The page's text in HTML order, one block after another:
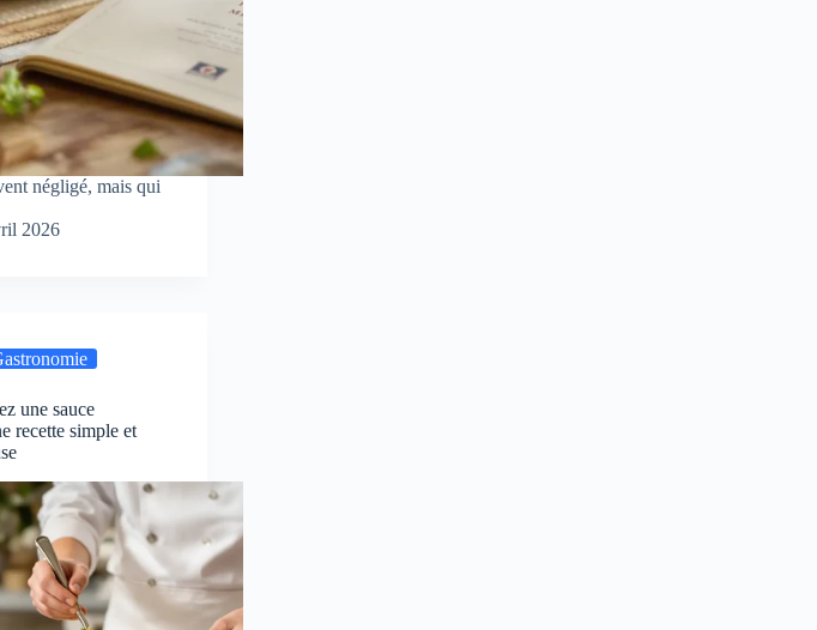
négligé, mais qui
2026
une sauce
recette simple et